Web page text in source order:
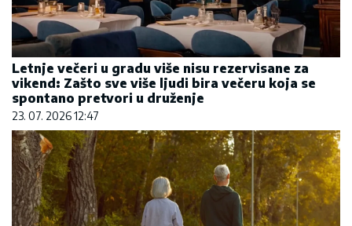
Letnje večeri u gradu više nisu rezervisane za
vikend: Zašto sve više ljudi bira večeru koja se
spontano pretvori u druženje
23. 07. 2026 12:47